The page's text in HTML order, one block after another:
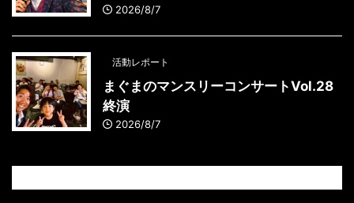
2026/8/7
活動レポート
まぐまのマンスリーコンサートVol.28
終演
2026/8/7